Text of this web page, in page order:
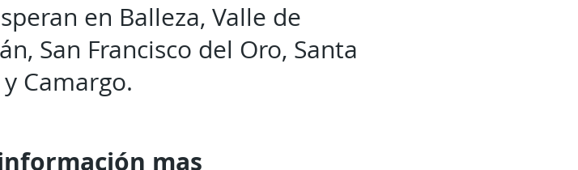
en Balleza, Valle de
San Francisco del Oro, Santa
Camargo.
mas